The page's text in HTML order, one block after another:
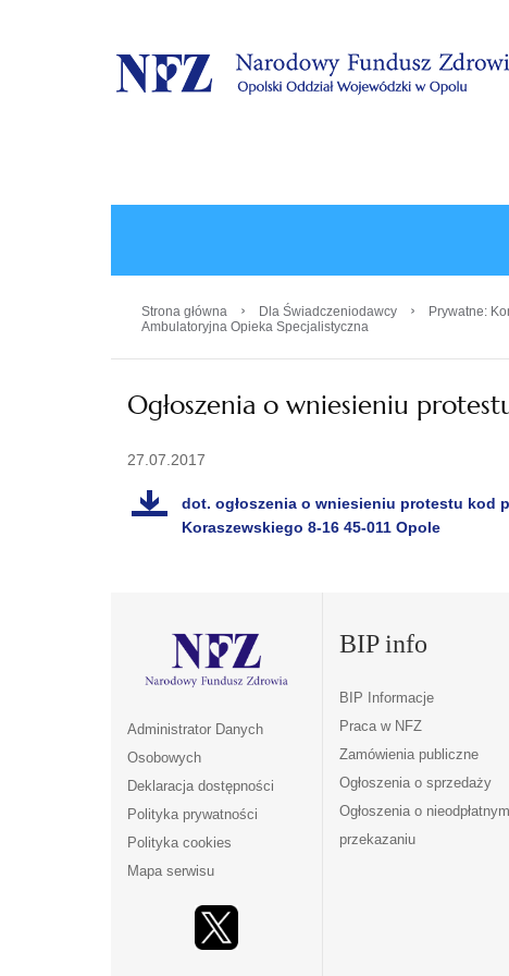
.
Strona główna › Dla Świadczeniodawcy › Prywatne:
Ambulatoryjna Opieka Specjalistyczna
Ogłoszenia o wniesieniu
27.07.2017
dot. ogłoszenia o wniesieniu protestu kod
Koraszewskiego 8-16 45-011 Opole
Administrator Danych
Osobowych
Deklaracja dostępności
Polityka prywatności
Polityka cookies
Mapa serwisu
BIP info
BIP Informacje
Praca w NFZ
Zamówienia publiczne
Ogłoszenia o sprzedaży
Ogłoszenia o nieodpłatnym
przekazaniu